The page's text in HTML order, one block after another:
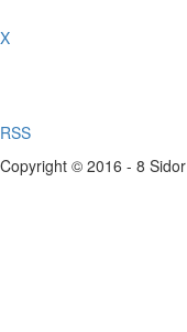
X
RSS
Copyright © 2016 - 8 Sidor